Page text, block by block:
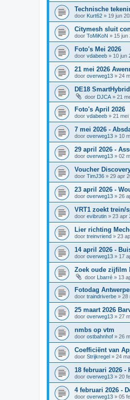
Technische
door Kurt62 » 19 jun
Citymesh sluit
door ToMiKoN » 15 jun
Foto's Mei 2026
door vdabeeb » 10 jun
21 mei 2026
door overweg13 » 24
DE18 SmartHybrid
door DJCA » 21
Foto's April 2026
door vdabeeb » 21 mei
7 mei 2026 -
door overweg13 » 10
29 april 2026 -
door overweg13 » 02
Voucher
door TimJ36 » 29 apr
23 april 2026 -
door overweg13 » 26
VRT1 zoekt trein/
door evibrutin » 23 apr
Lier richting
door treinvriend » 23
14 april 2026 -
door overweg13 » 17
Zoek oude zijfilm
door Lbarré » 13
Fotodag
door traindriverbe » 28
25 maart 2026
door overweg13 » 27
nmbs op vtm
door ostbahnhof » 26
Coefficiënt van
door Strijkregel » 24
18 februari 2026 -
door overweg13 » 20
4 februari 2026 -
door overweg13 » 05